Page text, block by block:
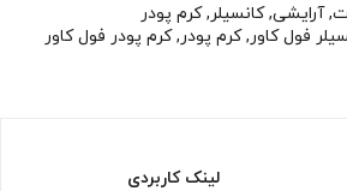
,آرایشی,کانسیلر,کرم پودر
فول کاور,کرم پودر,کرم پودر فول کاور
لینک کاربردی